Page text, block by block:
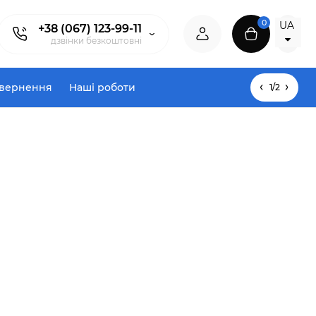
+38 (067) 123-99-11
дзвінки безкоштовні
0 UA
Наші роботи 1/2